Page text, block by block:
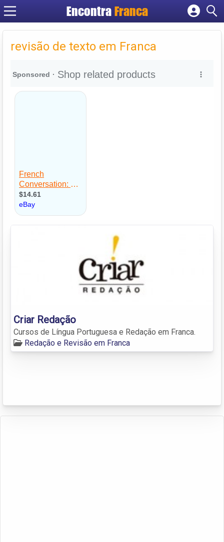
Encontra Franca
Cadastrar empresa
Criar conta
revisão de texto em Franca
Criar Redação
Cursos de Língua Portuguesa e Redação em Franca.
Redação e Revisão em Franca